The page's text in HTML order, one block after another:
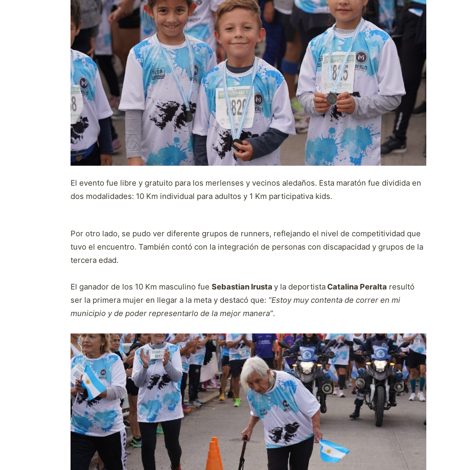
El evento fue libre y gratuito para los merlenses y vecinos aledaños. Esta maratón fue dividida en
dos modalidades: 10 Km individual para adultos y 1 Km participativa kids.
Por otro lado, se pudo ver diferente grupos de runners, reflejando el nivel de competitividad que
tuvo el encuentro. También contó con la integración de personas con discapacidad y grupos de la
tercera edad.
El ganador de los 10 Km masculino fue Sebastian Irusta y la deportistaCatalina Peralta resultó
ser la primera mujer en llegar a la meta y destacó que: “Estoy muy contenta de correr en mi
municipio y de poder representarlo de la mejor manera”.